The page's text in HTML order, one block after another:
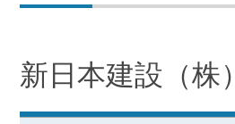
新日本建設（株）